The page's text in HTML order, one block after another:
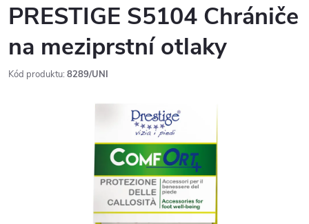
PRESTIGE S5104 Chrániče
na meziprstní otlaky
Kód produktu: 8289/UNI